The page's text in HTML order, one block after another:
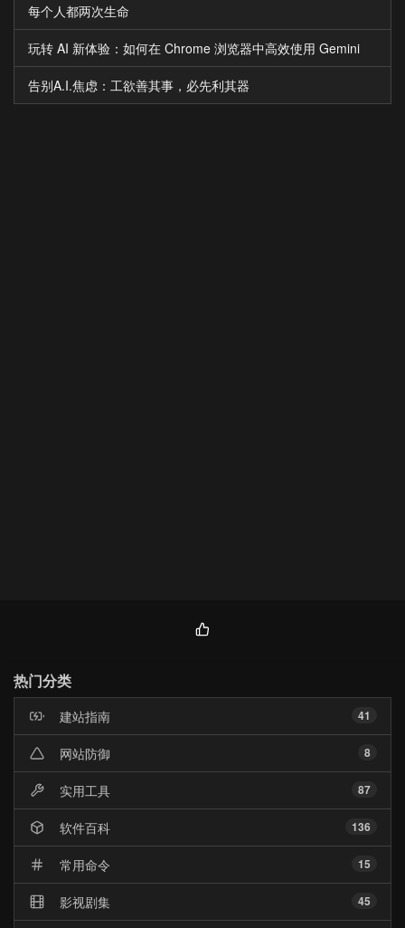
每个人都两次生命
玩转 AI 新体验：如何在 Chrome 浏览器中高效使用 Gemini
告别A.I.焦虑：工欲善其事，必先利其器
热门分类
41
建站指南
8
网站防御
87
实用工具
136
软件百科
15
常用命令
45
影视剧集